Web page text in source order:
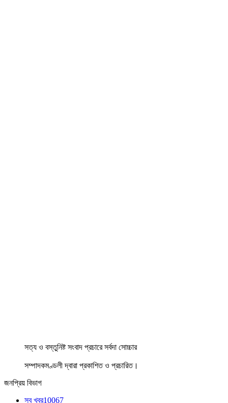
সত্য ও বস্তুনিষ্ট সংবাদ প্রচারে সর্বদা সোচ্চার
সম্পাদকমণ্ডলী দ্বারা প্রকাশিত ও প্রচারিত।
জনপ্রিয় বিভাগ
সব খবর10067